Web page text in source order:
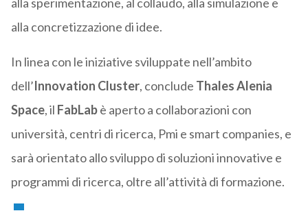
alla sperimentazione, al collaudo, alla simulazione e
alla concretizzazione di idee.
In linea con le iniziative sviluppate nell’ambito
dell’Innovation Cluster, conclude Thales Alenia
Space, il FabLabè aperto a collaborazioni con
università, centri di ricerca, Pmi e smart companies, e
sarà orientato allo sviluppo di soluzioni innovative e
programmi di ricerca, oltre all’attività di formazione.